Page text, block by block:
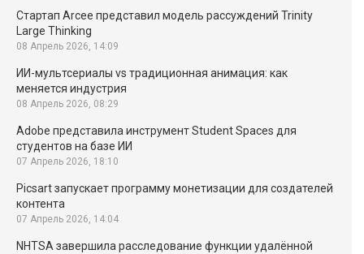
Стартап Arcee представил модель рассуждений Trinity
Large Thinking
08 Апрель 2026, 14:09
ИИ-мультсериалы vs традиционная анимация: как
меняется индустрия
08 Апрель 2026, 08:29
Adobe представила инструмент Student Spaces для
студентов на базе ИИ
07 Апрель 2026, 18:10
Picsart запускает программу монетизации для создателей
контента
07 Апрель 2026, 14:04
NHTSA завершила расследование функции удалённой